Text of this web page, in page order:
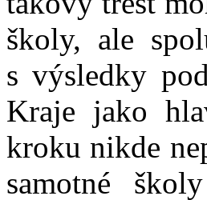
školy, ale
s výsledky
Kraje jako
kroku nikde
samotné